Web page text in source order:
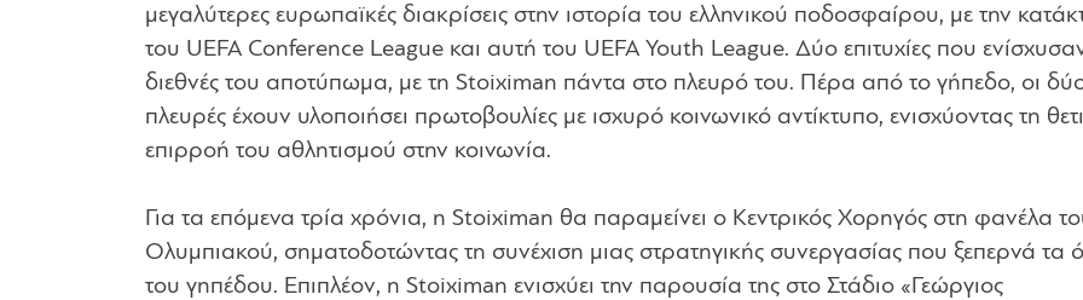
μεγαλύτερες ευρωπαϊκές διακρίσεις στην ιστορία του ελληνικού ποδοσφαίρου, με την
του UEFA Conference League και αυτή του UEFA Youth League. Δύο επιτυχίες που
διεθνές του αποτύπωμα, με τη Stoiximan πάντα στο πλευρό του. Πέρα από το γήπεδο, οι
πλευρές έχουν υλοποιήσει πρωτοβουλίες με ισχυρό κοινωνικό αντίκτυπο, ενισχύοντας τη
επιρροή του αθλητισμού στην κοινωνία.
Για τα επόμενα τρία χρόνια, η Stoiximan θα παραμείνει ο Κεντρικός Χορηγός στη φανέλα
Ολυμπιακού, σηματοδοτώντας τη συνέχιση μιας στρατηγικής συνεργασίας που ξεπερνά τα
του γηπέδου. Επιπλέον, η Stoiximan ενισχύει την παρουσία της στο Στάδιο «Γεώργιος